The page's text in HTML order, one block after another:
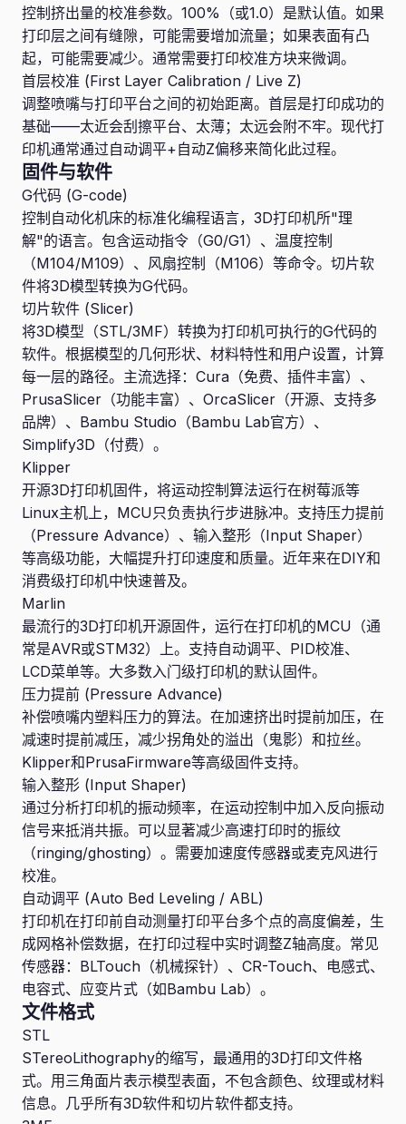
控制挤出量的校准参数。100%（或1.0）是默认值。如果
打印层之间有缝隙，可能需要增加流量；如果表面有凸
起，可能需要减少。通常需要打印校准方块来微调。
首层校准 (First Layer Calibration / Live Z)
调整喷嘴与打印平台之间的初始距离。首层是打印成功的
基础——太近会刮擦平台、太薄；太远会附不牢。现代打
印机通常通过自动调平+自动Z偏移来简化此过程。
固件与软件
G代码 (G-code)
控制自动化机床的标准化编程语言，3D打印机所"理
解"的语言。包含运动指令（G0/G1）、温度控制
（M104/M109）、风扇控制（M106）等命令。切片软
件将3D模型转换为G代码。
切片软件 (Slicer)
将3D模型（STL/3MF）转换为打印机可执行的G代码的
软件。根据模型的几何形状、材料特性和用户设置，计算
每一层的路径。主流选择：Cura（免费、插件丰富）、
PrusaSlicer（功能丰富）、OrcaSlicer（开源、支持多
品牌）、Bambu Studio（Bambu Lab官方）、
Simplify3D（付费）。
Klipper
开源3D打印机固件，将运动控制算法运行在树莓派等
Linux主机上，MCU只负责执行步进脉冲。支持压力提前
（Pressure Advance）、输入整形（Input Shaper）
等高级功能，大幅提升打印速度和质量。近年来在DIY和
消费级打印机中快速普及。
Marlin
最流行的3D打印机开源固件，运行在打印机的MCU（通
常是AVR或STM32）上。支持自动调平、PID校准、
LCD菜单等。大多数入门级打印机的默认固件。
压力提前 (Pressure Advance)
补偿喷嘴内塑料压力的算法。在加速挤出时提前加压，在
减速时提前减压，减少拐角处的溢出（鬼影）和拉丝。
Klipper和PrusaFirmware等高级固件支持。
输入整形 (Input Shaper)
通过分析打印机的振动频率，在运动控制中加入反向振动
信号来抵消共振。可以显著减少高速打印时的振纹
（ringing/ghosting）。需要加速度传感器或麦克风进行
校准。
自动调平 (Auto Bed Leveling / ABL)
打印机在打印前自动测量打印平台多个点的高度偏差，生
成网格补偿数据，在打印过程中实时调整Z轴高度。常见
传感器：BLTouch（机械探针）、CR-Touch、电感式、
电容式、应变片式（如Bambu Lab）。
文件格式
STL
STereoLithography的缩写，最通用的3D打印文件格
式。用三角面片表示模型表面，不包含颜色、纹理或材料
信息。几乎所有3D软件和切片软件都支持。